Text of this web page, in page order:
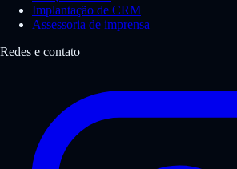
Implantação de CRM
Assessoria de imprensa
Redes e contato